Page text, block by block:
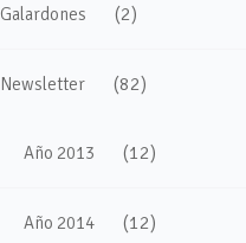
Galardones (2)
Newsletter (82)
Año 2013 (12)
Año 2014 (12)